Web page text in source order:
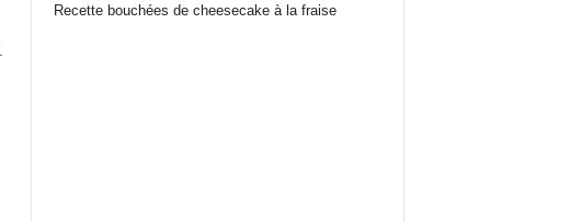
Recette bouchées de cheesecake à la fraise